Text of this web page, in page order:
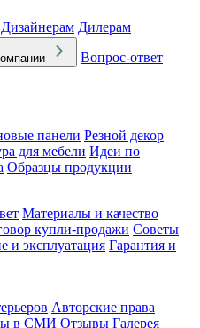
Дизайнерам Дилерам
Вопрос-ответ
панели Резной декор
для мебели Идеи по
Образцы продукции
Материалы и качество
купли-продажи Советы
и эксплуатация Гарантия и
Авторские права
в СМИ Отзывы Галерея